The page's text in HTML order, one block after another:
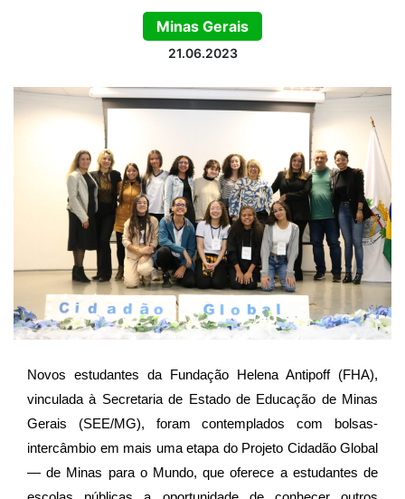
Minas Gerais
21.06.2023
Novos estudantes da Fundação Helena Antipoff (FHA),
vinculada à Secretaria de Estado de Educação de Minas
Gerais (SEE/MG), foram contemplados com bolsas-
intercâmbio em mais uma etapa do Projeto Cidadão Global
— de Minas para o Mundo, que oferece a estudantes de